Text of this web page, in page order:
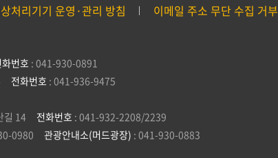
처리기기 운영·관리 방침 이메일 주소 무단 수집 거부
화번호 : 041-930-0891
전화번호 : 041-936-9475
길 14 전화번호 : 041-932-2208/2239
0980 관광안내소(머드광장) : 041-930-0883